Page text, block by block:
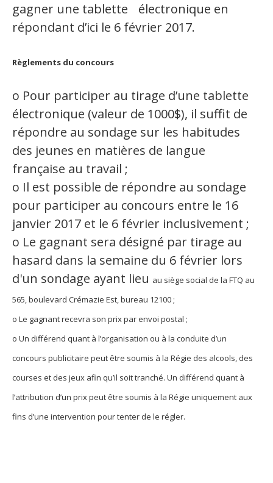
Secteurs d'activité
Télécommunications
Aéronautique
Métallurgie
Automobile
Terminologie
Ressources terminologiques
Capsules linguistiques
Jeux et outils terminolinguistiques
Intégration linguistique
Témoignages
Espace militant
gagner une tablette électronique en
répondant d’ici le 6 février 2017.
Règlements du concours
o Pour participer au tirage d’une tablette
électronique (valeur de 1000$), il suffit de
répondre au sondage sur les habitudes
des jeunes en matières de langue
française au travail ;
o Il est possible de répondre au sondage
pour participer au concours entre le 16
janvier 2017 et le 6 février inclusivement ;
o Le gagnant sera désigné par tirage au
hasard dans la semaine du 6 février lors
d'un sondage ayant lieu au siège social de la FTQ au
565, boulevard Crémazie Est, bureau 12100;
o Le gagnant recevra son prix par envoi postal ;
o Un différend quant à l’organisation ou à la conduite d’un
concours publicitaire peut être soumis à la Régie des alcools, des
courses et des jeux afin qu’il soit tranché. Un différend quant à
l’attribution d’un prix peut être soumis à la Régie uniquement aux
fins d’une intervention pour tenter de le régler.